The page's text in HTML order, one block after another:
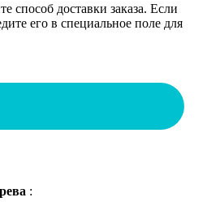
способ доставки заказа. Если
его в специальное поле для
: